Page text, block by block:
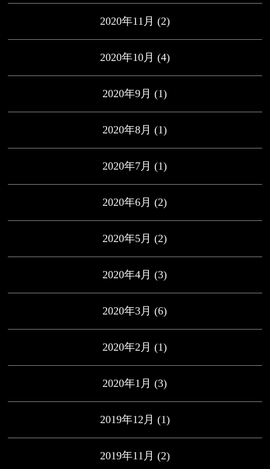
2020年11月 (2)
2020年10月 (4)
2020年9月 (1)
2020年8月 (1)
2020年7月 (1)
2020年6月 (2)
2020年5月 (2)
2020年4月 (3)
2020年3月 (6)
2020年2月 (1)
2020年1月 (3)
2019年12月 (1)
2019年11月 (2)